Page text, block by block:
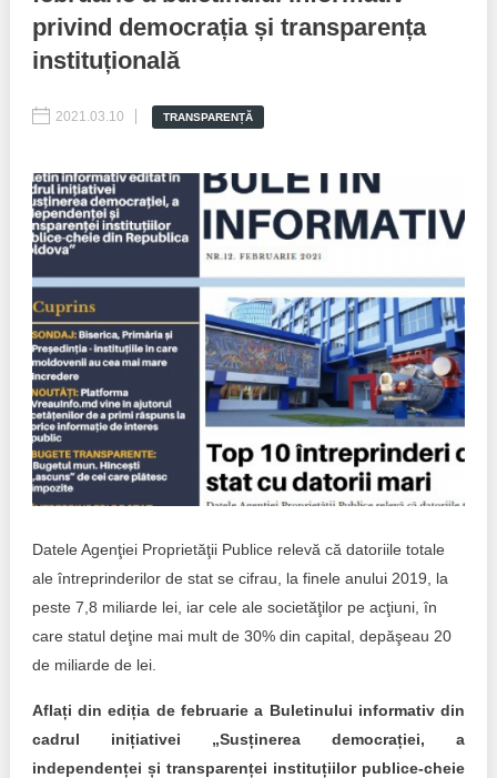
Reports
Procedures manual
Notes & positions
Institutional Charter IDIS
Announcements
IDIS International Advisory Board
Best parctices
People Watch
National Business Agenda
Democratic process
15 minutes of economic realism
Hybrid power
EU-STRAT bulletin
Transparency of state – owned enterprises
The best and the worst local policies in Moldova
Democracy, independence and transparency of key
public institutions in Moldova
Integrity of public procurement in Moldova
Public procurement
privind democrația și transparența
instituțională
2021.03.10 TRANSPARENȚĂ
Datele Agenţiei Proprietăţii Publice relevă că datoriile totale
ale întreprinderilor de stat se cifrau, la finele anului 2019, la
peste 7,8 miliarde lei, iar cele ale societăţilor pe acţiuni, în
care statul deţine mai mult de 30% din capital, depăşeau 20
de miliarde de lei.
Aflați din ediția de februarie a Buletinului informativ din
cadrul inițiativei „Susținerea democrației, a
independenței și transparenței instituțiilor publice-cheie